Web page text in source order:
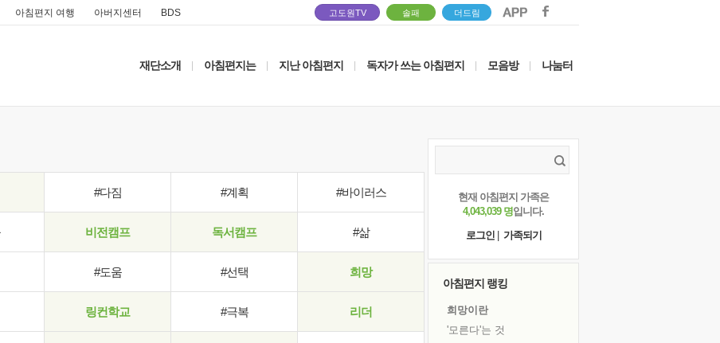
아침편지 여행 아버지센터 BDS 고도원TV 솔패 더드림
재단소개 아침편지는 지난 아침편지 독자가 쓰는 아침편지 모음방 나눔터
#다짐 #계획 #바이러스
비전캠프 독서캠프 #삶
#도움 #선택 희망
링컨학교 #극복 리더
현재 아침편지 가족은
4,043,039 명입니다.
로그인
가족되기
아침편지 랭킹
희망이란
'모른다'는 것